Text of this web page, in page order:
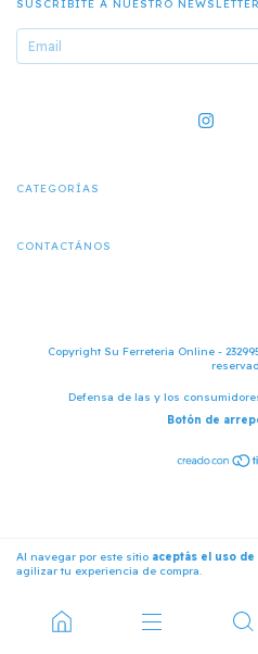
Al navegar por este sitio aceptás el uso
agilizar tu experiencia de compra.
SUSCRIBITE A NUESTRO NEWSLETTER
CATEGORÍAS
CONTACTÁNOS
Copyright Su Ferreteria Online -
Defensa de las y los
Botón de